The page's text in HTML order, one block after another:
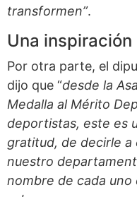
transformen”.
Una inspiración
Por otra parte, el
dijo que “desde la
Medalla al Mérito
deportistas, este es
gratitud, de decirle a
nuestro
nombre de cada